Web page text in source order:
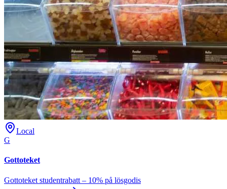
Local
G
Gottoteket
Gottoteket studentrabatt – 10% på lösgodis